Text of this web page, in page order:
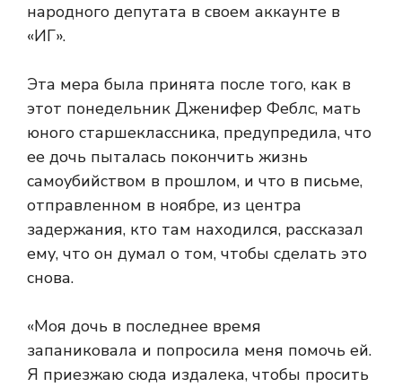
народного депутата в своем аккаунте в
«ИГ».
Эта мера была принята после того, как в
этот понедельник Дженифер Феблс, мать
юного старшеклассника, предупредила, что
ее дочь пыталась покончить жизнь
самоубийством в прошлом, и что в письме,
отправленном в ноябре, из центра
задержания, кто там находился, рассказал
ему, что он думал о том, чтобы сделать это
снова.
«Моя дочь в последнее время
запаниковала и попросила меня помочь ей.
Я приезжаю сюда издалека, чтобы просить